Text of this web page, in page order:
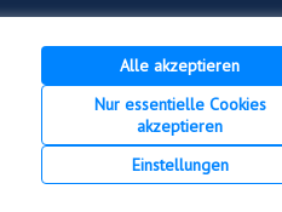
Alle akzeptieren
Nur essentielle Cookies
akzeptieren
Einstellungen